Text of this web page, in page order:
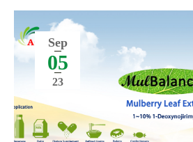
Sep
05
23